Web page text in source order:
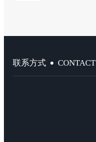
联系方式 CONTACT